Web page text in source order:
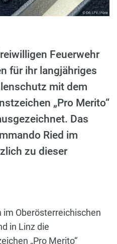
Feuerwehr
für ihr langjähriges
mit dem
„Pro Merito“
Das
Ried im
zu dieser
Oberösterreichischen
in Linz die
„Pro Merito“